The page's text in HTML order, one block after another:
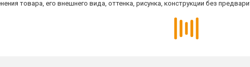
товара, его внешнего вида, оттенка, рисунка, конструкции без